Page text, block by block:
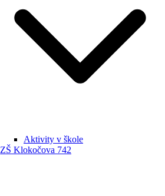
Aktivity v škole
ZŠ Klokočova 742